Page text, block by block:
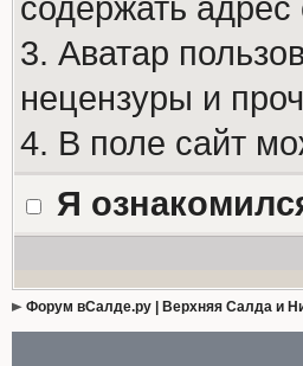
содержать адрес
3. Аватар
нецензуры и
4. В поле сайт
Я
Форум вСалде.ру | Верхняя Салда и